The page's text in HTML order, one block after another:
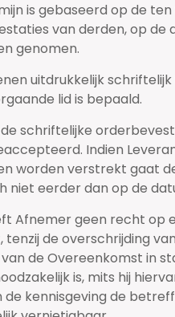
is gebaseerd op de
van derden, op
genomen.
uitdrukkelijk
lid is bepaald.
schriftelijke
Indien
worden verstrekt gaat
niet eerder dan op de
Afnemer geen recht
de overschrijding
de Overeenkomst in
is, mits hij
kennisgeving de